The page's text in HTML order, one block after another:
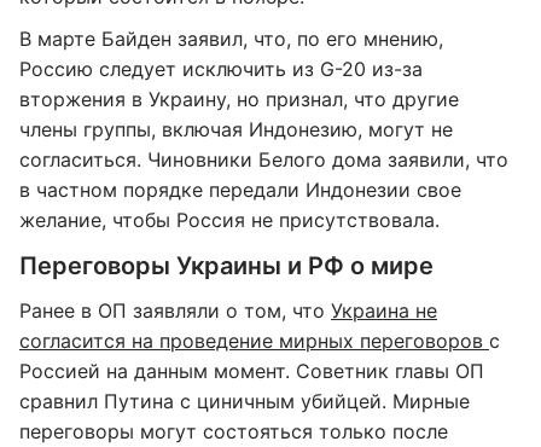
В марте Байден заявил, что, по его мнению,
Россию следует исключить из G-20 из-за
вторжения в Украину, но признал, что другие
члены группы, включая Индонезию, могут не
согласиться. Чиновники Белого дома заявили, что
в частном порядке передали Индонезии свое
желание, чтобы Россия не присутствовала.
Переговоры Украины и РФ о мире
Ранее в ОП заявляли о том, что Украина не
согласится на проведение мирных переговоров с
Россией на данным момент. Советник главы ОП
сравнил Путина с циничным убийцей. Мирные
переговоры могут состояться только после